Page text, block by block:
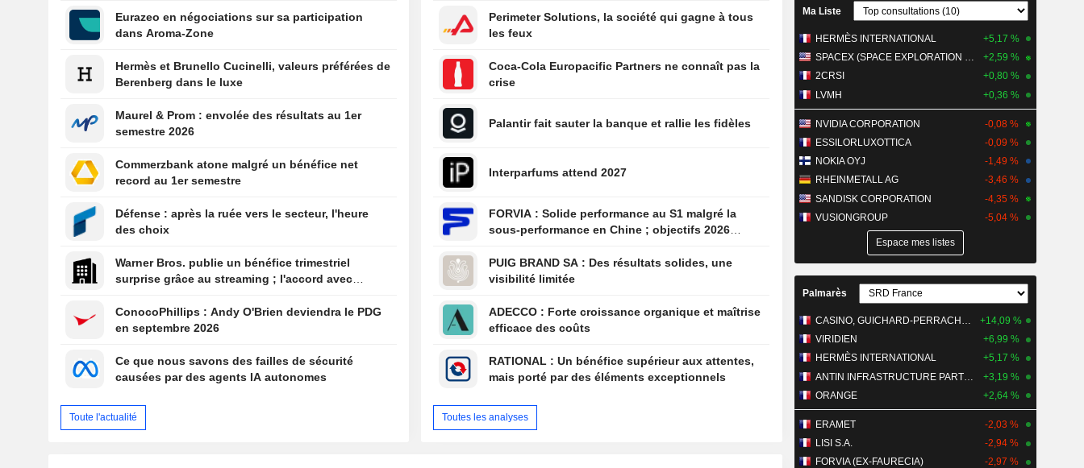
Eurazeo en négociations sur sa participation
dans Aroma-Zone
Hermès et Brunello Cucinelli, valeurs préférées de
Berenberg dans le luxe
Maurel & Prom : envolée des résultats au 1er
semestre 2026
Commerzbank atone malgré un bénéfice net
record au 1er semestre
Défense : après la ruée vers le secteur, l'heure
des choix
Warner Bros. publie un bénéfice trimestriel
surprise grâce au streaming ; l'accord avec
ConocoPhillips : Andy O'Brien deviendra le PDG
en septembre 2026
Ce que nous savons des failles de sécurité
causées par des agents IA autonomes
Toute l'actualité
Perimeter Solutions, la société qui gagne à tous
les feux
Coca-Cola Europacific Partners ne connaît pas la
crise
Palantir fait sauter la banque et rallie les fidèles
Interparfums attend 2027
FORVIA : Solide performance au S1 malgré la
sous-performance en Chine ; objectifs 2026
PUIG BRAND SA : Des résultats solides, une
visibilité limitée
ADECCO : Forte croissance organique et maîtrise
efficace des coûts
RATIONAL : Un bénéfice supérieur aux attentes,
mais porté par des éléments exceptionnels
Toutes les analyses
Ma Liste
HERMÈS INTERNATIONAL
+5,17 %
SPACEX (SPACE EXPLORATION TECHNOLOGIES)
+2,59 %
2CRSI
+0,80 %
LVMH
+0,36 %
NVIDIA CORPORATION
-0,08 %
ESSILORLUXOTTICA
-0,09 %
NOKIA OYJ
-1,49 %
RHEINMETALL AG
-3,46 %
SANDISK CORPORATION
-4,35 %
VUSIONGROUP
-5,04 %
Espace mes listes
Palmarès
CASINO, GUICHARD-PERRACHON SA
+14,09 %
VIRIDIEN
+6,99 %
HERMÈS INTERNATIONAL
+5,17 %
ANTIN INFRASTRUCTURE PARTNERS
+3,19 %
ORANGE
+2,64 %
ERAMET
-2,03 %
LISI S.A.
-2,94 %
FORVIA (EX-FAURECIA)
-2,97 %